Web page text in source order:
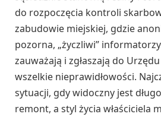
do rozpoczęcia kontroli
zabudowie miejskiej, gdzie
pozorna, „życzliwi”
zauważają i zgłaszają do
wszelkie nieprawidłowości.
sytuacji, gdy widoczny jest
remont, a styl życia właściciela